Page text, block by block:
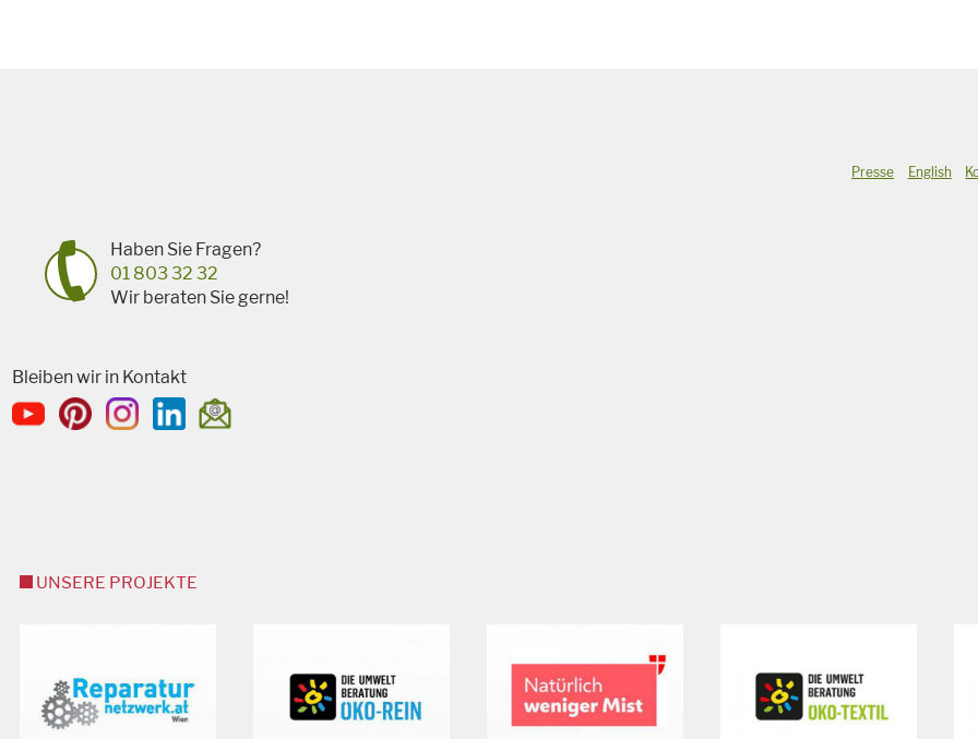
Presse English
Haben Sie Fragen?
01 803 32 32
Wir beraten Sie gerne!
Bleiben wir in Kontakt
UNSERE PROJEKTE